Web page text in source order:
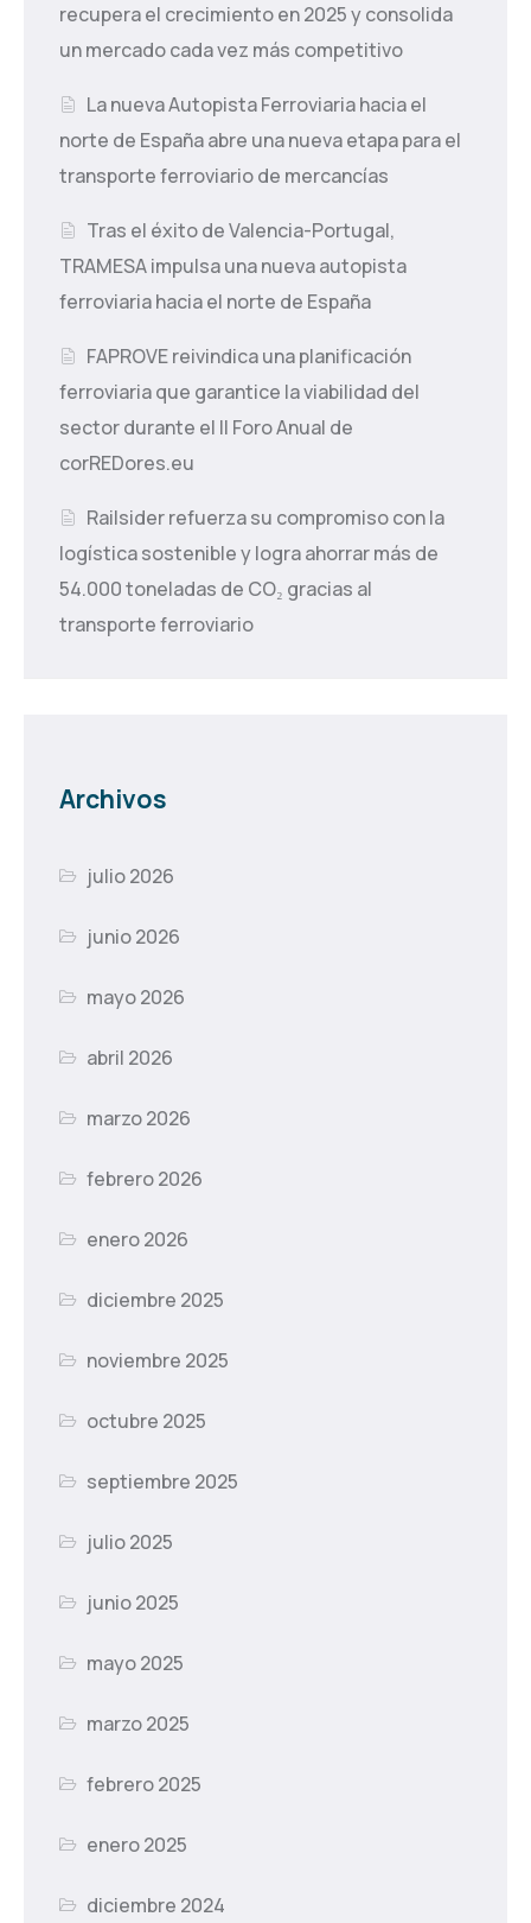
recupera el crecimiento en 2025 y consolida
un mercado cada vez más competitivo
La nueva Autopista Ferroviaria hacia el
norte de España abre una nueva etapa para el
transporte ferroviario de mercancías
Tras el éxito de Valencia-Portugal,
TRAMESA impulsa una nueva autopista
ferroviaria hacia el norte de España
FAPROVE reivindica una planificación
ferroviaria que garantice la viabilidad del
sector durante el II Foro Anual de
corREDores.eu
Railsider refuerza su compromiso con la
logística sostenible y logra ahorrar más de
54.000 toneladas de CO₂ gracias al
transporte ferroviario
Archivos
julio 2026
junio 2026
mayo 2026
abril 2026
marzo 2026
febrero 2026
enero 2026
diciembre 2025
noviembre 2025
octubre 2025
septiembre 2025
julio 2025
junio 2025
mayo 2025
marzo 2025
febrero 2025
enero 2025
diciembre 2024